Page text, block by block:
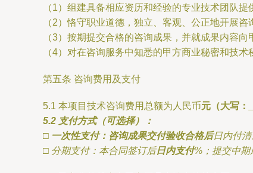
（1）组建具备相应资历和经验的专业技术团队提
（2）恪守职业道德，独立、客观、公正地开展咨
（3）按期提交合格的咨询成果，并就成果内容向
（4）对在咨询服务中知悉的甲方商业秘密和技术
第五条 咨询费用及支付
5.1 本项目技术咨询费用总额为人民币元（大写：
5.2 支付方式（可选择）：
□ 一次性支付：咨询成果交付验收合格后日内付清
□ 分期支付：本合同签订后日内支付%；提交中期